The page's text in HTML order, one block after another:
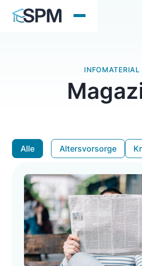
INFOMATERIAL
Alle Altersvorsorge